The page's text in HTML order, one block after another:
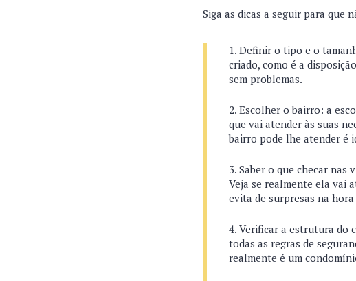
Siga as dicas a seguir para que
Definir o tipo e o
criado, como é a
sem problemas.
Escolher o bairro: a
que vai atender às suas
bairro pode lhe atender é
Saber o que checar nas
Veja se realmente ela vai
evita de surpresas na hora
Verificar a estrutura do
todas as regras de
realmente é um